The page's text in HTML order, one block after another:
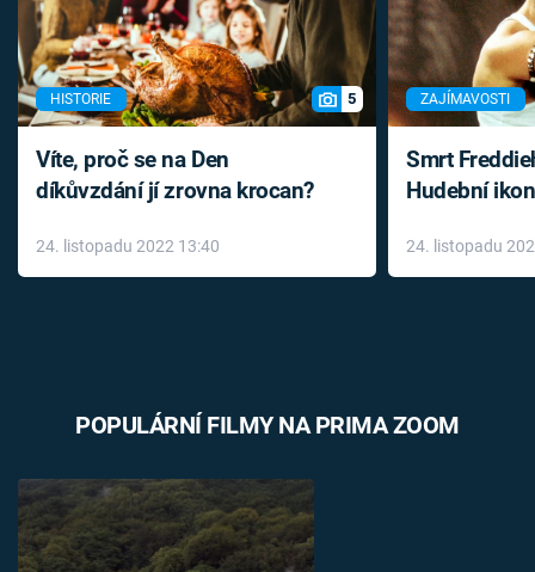
HISTORIE 5
Víte, proč se na Den
díkůvzdání jí zrovna krocan?
24. listopadu 2022 13:40
ZAJÍMAVOSTI
Smrt
Hudební
léky
24. listopadu
POPULÁRNÍ FILMY NA PRIMA ZOOM